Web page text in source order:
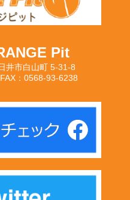
Pit
井市白山町 5-31-8
：0568-93-6238